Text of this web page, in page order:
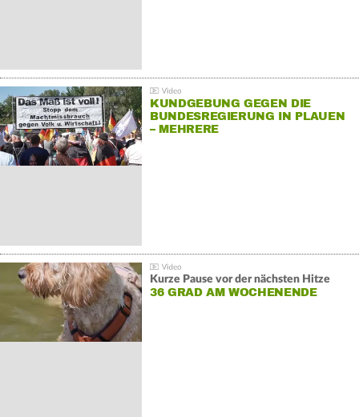
KUNDGEBUNG GEGEN DIE
BUNDESREGIERUNG IN PLAUEN
– MEHRERE
Kurze Pause vor der nächsten Hitze
36 GRAD AM WOCHENENDE